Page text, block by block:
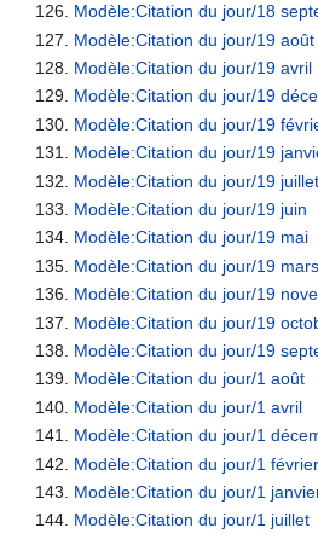
Modèle:Citation du jour/18
Modèle:Citation du jour/19 août
Modèle:Citation du jour/19 avril
Modèle:Citation du jour/19
Modèle:Citation du jour/19
Modèle:Citation du jour/19
Modèle:Citation du jour/19 juillet
Modèle:Citation du jour/19 juin
Modèle:Citation du jour/19 mai
Modèle:Citation du jour/19 mars
Modèle:Citation du jour/19
Modèle:Citation du jour/19
Modèle:Citation du jour/19
Modèle:Citation du jour/1 août
Modèle:Citation du jour/1 avril
Modèle:Citation du jour/1
Modèle:Citation du jour/1 février
Modèle:Citation du jour/1
Modèle:Citation du jour/1 juillet